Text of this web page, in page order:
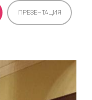
ПРЕЗЕНТАЦИЯ